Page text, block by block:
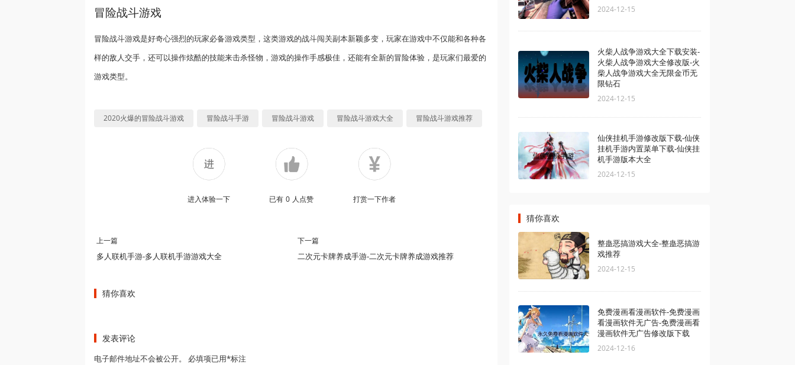
冒险战斗游戏
冒险战斗游戏是好奇心强烈的玩家必备游戏类型，这类游戏的战斗闯关副本新颖多变，玩家在游戏中不仅能和各种各
样的敌人交手，还可以操作炫酷的技能来击杀怪物，游戏的操作手感极佳，还能有全新的冒险体验，是玩家们最爱的
游戏类型。
2020火爆的冒险战斗游戏 冒险战斗手游 冒险战斗游戏 冒险战斗游戏大全 冒险战斗游戏推荐
进入体验一下 已有 0 人点赞 打赏一下作者
上一篇
多人联机手游-多人联机手游游戏大全
下一篇
二次元卡牌养成手游-二次元卡牌养成游戏推荐
猜你喜欢
发表评论
电子邮件地址不会被公开。 必填项已用*标注
2024-12-15
火柴人战争游戏大全下载安装-
火柴人战争游戏大全修改版-火
柴人战争游戏大全无限金币无
限钻石
2024-12-15
仙侠挂机手游修改版下载-仙侠
挂机手游内置菜单下载-仙侠挂
机手游版本大全
2024-12-15
猜你喜欢
整蛊恶搞游戏大全-整蛊恶搞游
戏推荐
2024-12-15
免费漫画看漫画软件-免费漫画
看漫画软件无广告-免费漫画看
漫画软件无广告修改版下载
2024-12-16